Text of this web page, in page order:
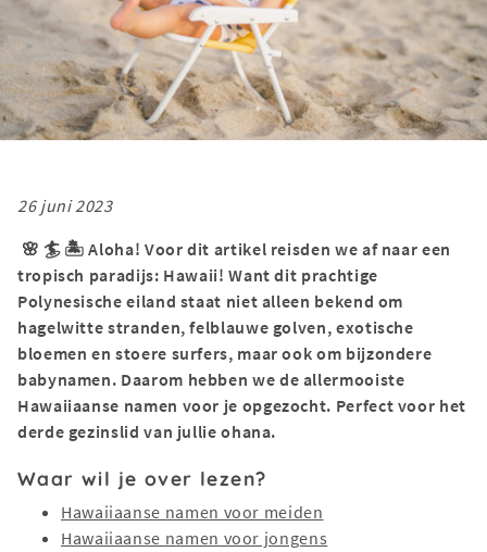
26 juni 2023
🌸 🏄 🏝 Aloha! Voor dit artikel reisden we af naar een
tropisch paradijs: Hawaii! Want dit prachtige
Polynesische eiland staat niet alleen bekend om
hagelwitte stranden, felblauwe golven, exotische
bloemen en stoere surfers, maar ook om bijzondere
babynamen. Daarom hebben we de allermooiste
Hawaiiaanse namen voor je opgezocht. Perfect voor het
derde gezinslid van jullie ohana.
Waar wil je over lezen?
Hawaiiaanse namen voor meiden
Hawaiiaanse namen voor jongens